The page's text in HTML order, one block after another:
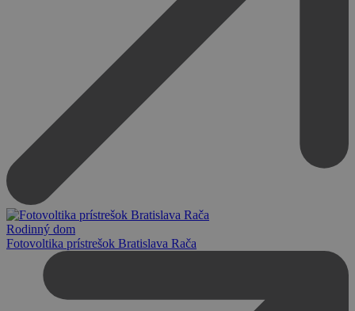
Rodinný dom
Fotovoltika prístrešok Bratislava Rača